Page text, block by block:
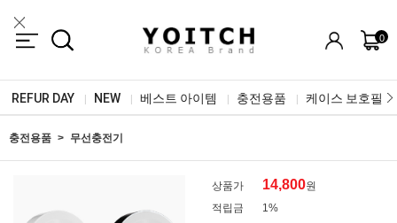
0
REFUR DAY NEW 베스트 아이템 충전용품 케이스 보호필름
충전용품 무선충전기
상품가 14,800원
적립금
1%